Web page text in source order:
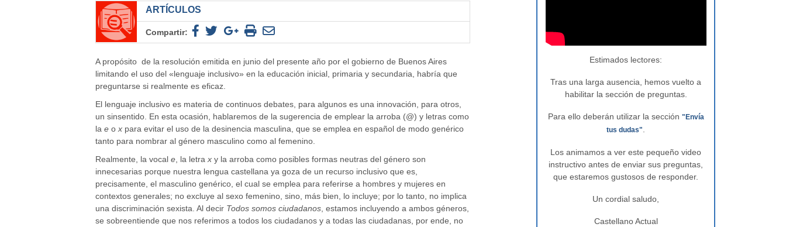
ARTÍCULOS
Compartir:
A propósito de la resolución emitida en junio del presente año por el gobierno de Buenos Aires
limitando el uso del «lenguaje inclusivo» en la educación inicial, primaria y secundaria, habría que
preguntarse si realmente es eficaz.
El lenguaje inclusivo es materia de continuos debates, para algunos es una innovación, para otros,
un sinsentido. En esta ocasión, hablaremos de la sugerencia de emplear la arroba (@) y letras como
la eo xpara evitar el uso de la desinencia masculina, que se emplea en español de modo genérico
tanto para nombrar al género masculino como al femenino.
Realmente, la vocal e, la letra x y la arroba como posibles formas neutras del género son
innecesarias porque nuestra lengua castellana ya goza de un recurso inclusivo que es,
precisamente, el masculino genérico, el cual se emplea para referirse a hombres y mujeres en
contextos generales; no excluye al sexo femenino, sino, más bien, lo incluye; por lo tanto, no implica
una discriminación sexista. Al decir Todos somos ciudadanos, estamos incluyendo a ambos géneros,
se sobreentiende que nos referimos a todos los ciudadanos y a todas las ciudadanas, por ende, no
Estimados lectores:
Tras una larga ausencia, hemos vuelto a
habilitar la sección de preguntas.
Para ello deberán utilizar la sección "Envía
tus dudas"
Los animamos a ver este pequeño video
instructivo antes de enviar sus preguntas,
que estaremos gustosos de responder.
Un cordial saludo,
Castellano Actual